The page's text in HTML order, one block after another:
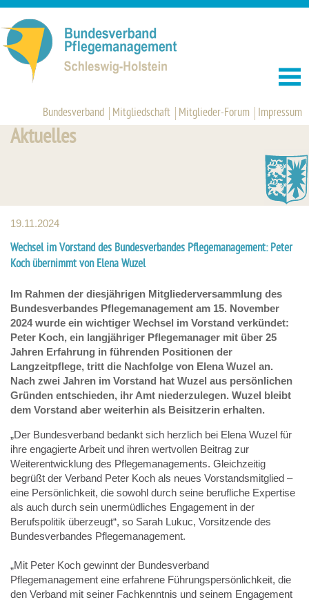
Bundesverband Mitgliedschaft Mitglieder-Forum Impressum
Aktuelles
19.11.2024
Wechsel im Vorstand des Bundesverbandes Pflegemanagement: Peter
Koch übernimmt von Elena Wuzel
Im Rahmen der diesjährigen Mitgliederversammlung des
Bundesverbandes Pflegemanagement am 15. November
2024 wurde ein wichtiger Wechsel im Vorstand verkündet:
Peter Koch, ein langjähriger Pflegemanager mit über 25
Jahren Erfahrung in führenden Positionen der
Langzeitpflege, tritt die Nachfolge von Elena Wuzel an.
Nach zwei Jahren im Vorstand hat Wuzel aus persönlichen
Gründen entschieden, ihr Amt niederzulegen. Wuzel bleibt
dem Vorstand aber weiterhin als Beisitzerin erhalten.
„Der Bundesverband bedankt sich herzlich bei Elena Wuzel für
ihre engagierte Arbeit und ihren wertvollen Beitrag zur
Weiterentwicklung des Pflegemanagements. Gleichzeitig
begrüßt der Verband Peter Koch als neues Vorstandsmitglied –
eine Persönlichkeit, die sowohl durch seine berufliche Expertise
als auch durch sein unermüdliches Engagement in der
Berufspolitik überzeugt“, so Sarah Lukuc, Vorsitzende des
Bundesverbandes Pflegemanagement.
„Mit Peter Koch gewinnt der Bundesverband
Pflegemanagement eine erfahrene Führungspersönlichkeit, die
den Verband mit seiner Fachkenntnis und seinem Engagement